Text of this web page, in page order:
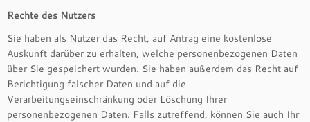
Rechte des Nutzers
Sie haben als Nutzer das Recht, auf Antrag eine kostenlose
Auskunft darüber zu erhalten, welche personenbezogenen Daten
über Sie gespeichert wurden. Sie haben außerdem das Recht auf
Berichtigung falscher Daten und auf die
Verarbeitungseinschränkung oder Löschung Ihrer
personenbezogenen Daten. Falls zutreffend, können Sie auch Ihr